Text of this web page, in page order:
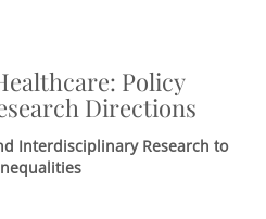
Policy
Directions
Interdisciplinary Research to